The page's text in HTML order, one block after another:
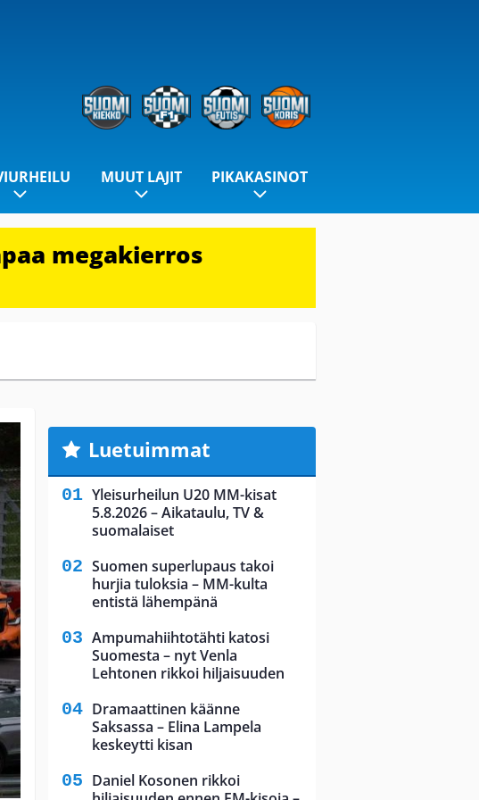
MUUT LAJIT PIKAKASINOT
megakierros
Luetuimmat
Yleisurheilun U20 MM-kisat
5.8.2026 – Aikataulu, TV &
suomalaiset
Suomen superlupaus takoi
hurjia tuloksia – MM-kulta
entistä lähempänä
Ampumahiihtotähti katosi
Suomesta – nyt Venla
Lehtonen rikkoi hiljaisuuden
Dramaattinen käänne
Saksassa – Elina Lampela
keskeytti kisan
Daniel Kosonen rikkoi